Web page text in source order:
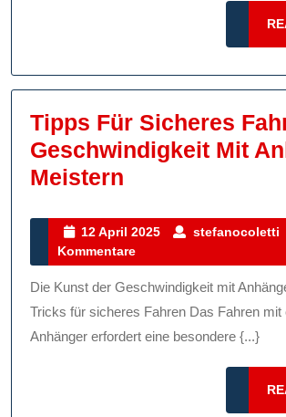
Tipps Für Sicheres
Geschwindigkeit Mit
Meistern
Sicheres
Fahren:
Mit
Anhänger
12 April 2025
12
2025
stefanocoletti
Kommentare
Die Kunst der Geschwindigkeit mit Anhänger: Tipps und
Tricks für sicheres Fahren Das Fahren mit
Anhänger erfordert eine besondere {...}